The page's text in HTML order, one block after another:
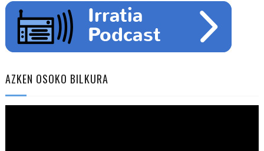
AZKEN OSOKO BILKURA